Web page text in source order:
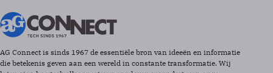
AG Connect is sinds 1967 de essentiële bron van ideeën en informatie
die betekenis geven aan een wereld in constante transformatie. Wij